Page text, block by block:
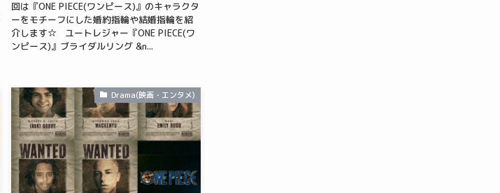
回は『ONE PIECE(ワンピース)』のキャラクタ
ーをモチーフにした婚約指輪や結婚指輪を紹
介します☆ ユートレジャー『ONE PIECE(ワ
ンピース)』ブライダルリング &n...
Drama(映画・エンタメ)